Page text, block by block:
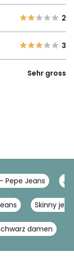
2
3
Sehr gross
Pepe Jeans
Skinny
damen